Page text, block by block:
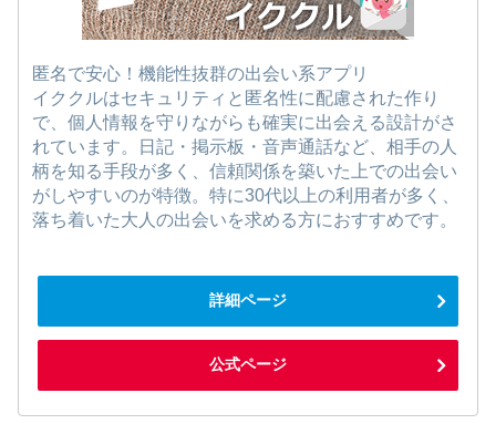
匿名で安心！機能性抜群の出会い系アプリ
イククルはセキュリティと匿名性に配慮された作り
で、個人情報を守りながらも確実に出会える設計がさ
れています。日記・掲示板・音声通話など、相手の人
柄を知る手段が多く、信頼関係を築いた上での出会い
がしやすいのが特徴。特に30代以上の利用者が多く、
落ち着いた大人の出会いを求める方におすすめです。
詳細ページ
公式ページ